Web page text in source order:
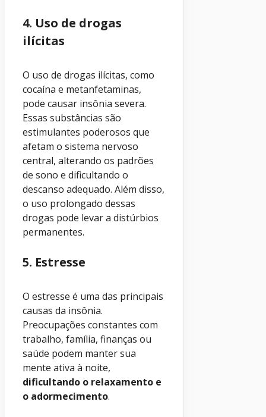
4. Uso de drogas
ilícitas
O uso de drogas ilícitas, como
cocaína e metanfetaminas,
pode causar insônia severa.
Essas substâncias são
estimulantes poderosos que
afetam o sistema nervoso
central, alterando os padrões
de sono e dificultando o
descanso adequado. Além disso,
o uso prolongado dessas
drogas pode levar a distúrbios
permanentes.
5. Estresse
O estresse é uma das principais
causas da insônia.
Preocupações constantes com
trabalho, família, finanças ou
saúde podem manter sua
mente ativa à noite,
dificultando o relaxamento e
o adormecimento.